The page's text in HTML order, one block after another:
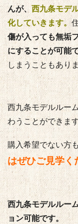
んが、 西九条モデ
化していきます。
傷が入っても無垢
にすることが可能
しまうこともあり
西九条モデルルー
わうことができま
購入希望でない方も
はぜひご見学く
西九条モデルルー
ョン可能です。